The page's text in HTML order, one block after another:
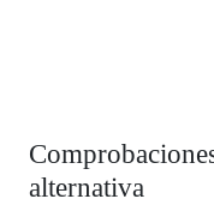
alternativa